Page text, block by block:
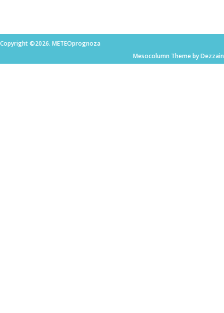
Copyright ©2026. METEOprognoza
Mesocolumn Theme by Dezzain